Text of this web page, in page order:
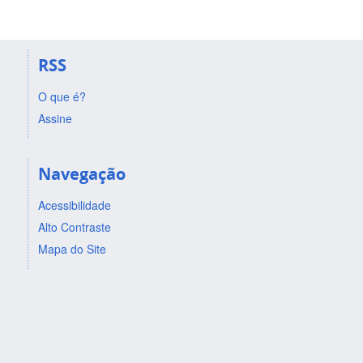
RSS
O que é?
Assine
Navegação
Acessibilidade
Alto Contraste
Mapa do Site